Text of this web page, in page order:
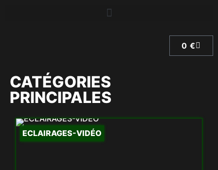
0 €
CATÉGORIES
PRINCIPALES
ECLAIRAGES-VIDÉO